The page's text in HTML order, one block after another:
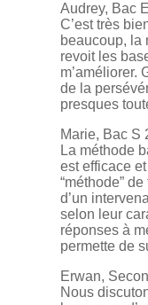
Audrey, Bac
C’est très
beaucoup, la
revoit les
m’améliorer.
de la
presques
Marie, Bac S
La méthode
est efficace
“méthode”
d’un
selon leur
réponses à
permette de
Erwan,
Nous